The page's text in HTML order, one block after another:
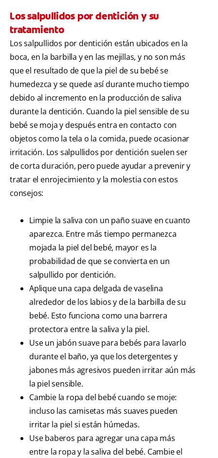
Los salpullidos por dentición y su
tratamiento
Los salpullidos por dentición están ubicados en la
boca, en la barbilla y en las mejillas, y no son más
que el resultado de que la piel de su bebé se
humedezca y se quede así durante mucho tiempo
debido al incremento en la producción de saliva
durante la dentición. Cuando la piel sensible de su
bebé se moja y después entra en contacto con
objetos como la tela o la comida, puede ocasionar
irritación. Los salpullidos por dentición suelen ser
de corta duración, pero puede ayudar a prevenir y
tratar el enrojecimiento y la molestia con estos
consejos:
Limpie la saliva con un paño suave en cuanto
aparezca. Entre más tiempo permanezca
mojada la piel del bebé, mayor es la
probabilidad de que se convierta en un
salpullido por dentición.
Aplique una capa delgada de vaselina
alrededor de los labios y de la barbilla de su
bebé. Esto funciona como una barrera
protectora entre la saliva y la piel.
Use un jabón suave para bebés para lavarlo
durante el baño, ya que los detergentes y
jabones más agresivos pueden irritar aún más
la piel sensible.
Cambie la ropa del bebé cuando se moje:
incluso las camisetas más suaves pueden
irritar la piel si están húmedas.
Use baberos para agregar una capa más
entre la ropa y la saliva del bebé. Cambie el